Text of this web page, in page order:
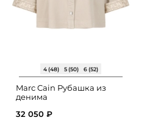
4 (48) 5 (50) 6 (52)
Marc Cain Рубашка из
денима
32 050 ₽